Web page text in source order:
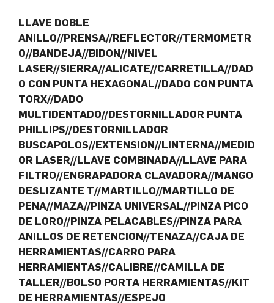
LLAVE DOBLE
ANILLO//PRENSA//REFLECTOR//TERMOMETR
O//BANDEJA//BIDON//NIVEL
LASER//SIERRA//ALICATE//CARRETILLA//DAD
O CON PUNTA HEXAGONAL//DADO CON PUNTA
TORX//DADO
MULTIDENTADO//DESTORNILLADOR PUNTA
PHILLIPS//DESTORNILLADOR
BUSCAPOLOS//EXTENSION//LINTERNA//MEDID
OR LASER//LLAVE COMBINADA//LLAVE PARA
FILTRO//ENGRAPADORA CLAVADORA//MANGO
DESLIZANTE T//MARTILLO//MARTILLO DE
PENA//MAZA//PINZA UNIVERSAL//PINZA PICO
DE LORO//PINZA PELACABLES//PINZA PARA
ANILLOS DE RETENCION//TENAZA//CAJA DE
HERRAMIENTAS//CARRO PARA
HERRAMIENTAS//CALIBRE//CAMILLA DE
TALLER//BOLSO PORTA HERRAMIENTAS//KIT
DE HERRAMIENTAS//ESPEJO